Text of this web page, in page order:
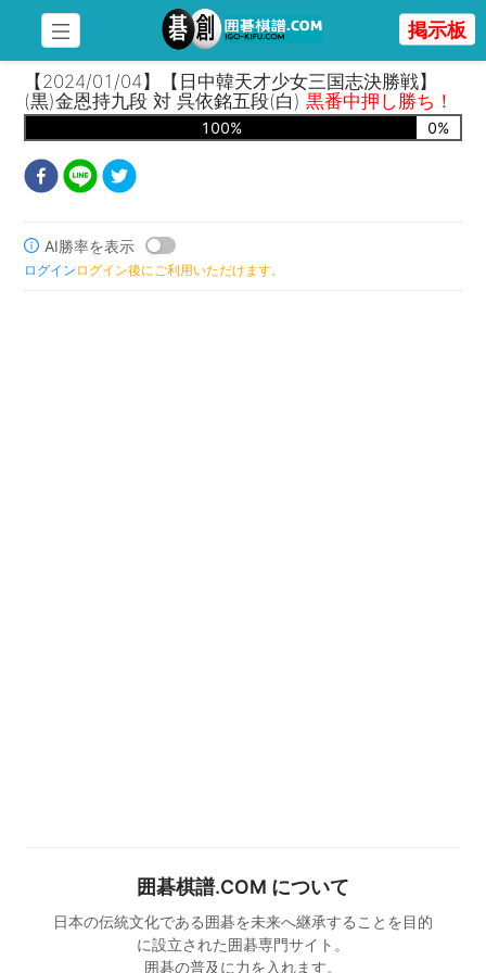
掲示板
【2024/01/04】【日中韓天才少女三国志決勝戦】
(黒)金恩持九段 対 呉依銘五段(白)黒番中押し勝ち！
100% 0%
AI勝率を表示
ログイン ログイン後にご利用いただけます。
囲碁棋譜.COM について
日本の伝統文化である囲碁を未来へ継承することを目的
に設立された囲碁専門サイト。
囲碁の普及に力を入れます。